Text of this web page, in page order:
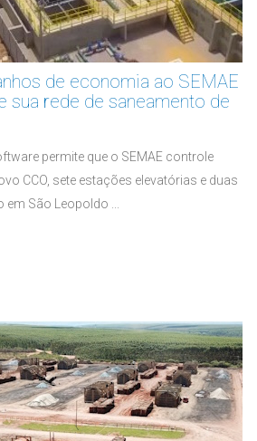
de economia ao SEMAE
sua rede de saneamento de
permite que o SEMAE controle
CCO, sete estações elevatórias e duas
São Leopoldo ...